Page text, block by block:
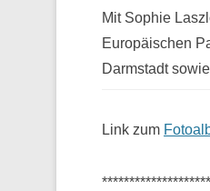
Mit Sophie
Europäischen
Darmstadt
Link zum